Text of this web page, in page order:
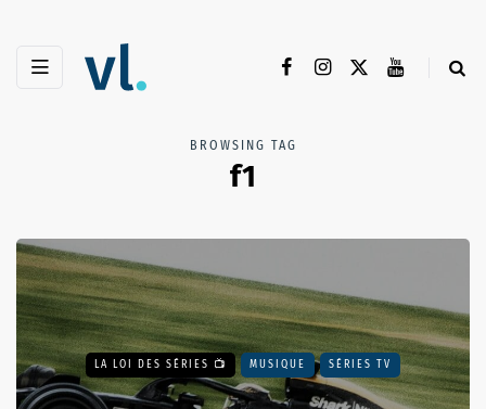
BROWSING TAG
f1
LA LOI DES SÉRIES 📺 MUSIQUE SÉRIES TV